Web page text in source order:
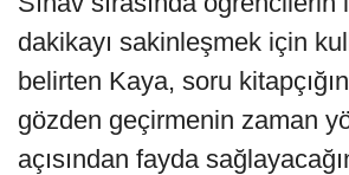
dakikayı sakinleşmek için
belirten Kaya, soru
gözden geçirmenin zaman
açısından fayda